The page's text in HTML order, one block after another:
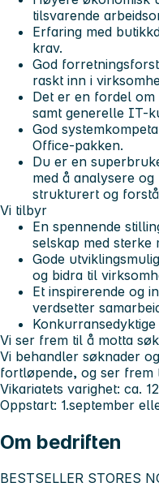
tilsvarende
Erfaring med
krav.
God
raskt inn i
Det er en fordel
samt generelle IT-
God
Office-pakken.
Du er en
med å analysere
strukturert og
Vi tilbyr
En spennende
selskap med sterke
Gode
og bidra til
Et inspirerende og
verdsetter
Vi ser frem til å motta
Vi behandler søknader
fortløpende, og ser frem
Vikariatets varighet: ca.
Oppstart: 1.september
Om bedriften
BESTSELLER STORES